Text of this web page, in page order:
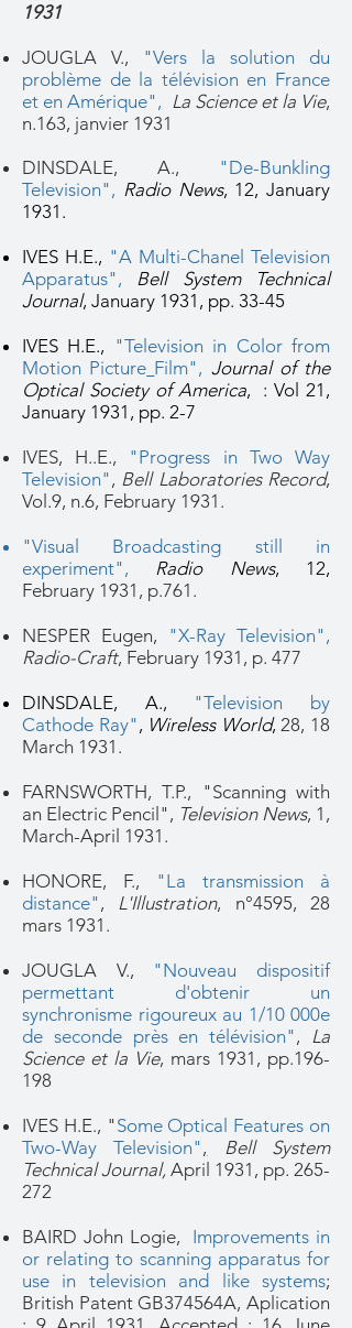
1931
JOUGLA V., "Vers la solution du
problème de la télévision en France
et en Amérique" , La Science et la Vie,
n.163, janvier 1931
DINSDALE, A., "De-Bunkling
Television", Radio News, 12, January
1931.
IVES H.E., "A Multi-Chanel Television
Apparatus" ,
Bell System Technical
Journal, January 1931, pp. 33-45
IVES H.E., "Television in Color from
Motion Picture Film", Journal of the
Optical Society of America, : Vol 21,
January 1931, pp. 2-7
IVES, H..E., "Progress in Two Way
Television" , Bell Laboratories Record,
Vol.9, n.6, February 1931.
"Visual Broadcasting still in
experiment", Radio News, 12,
February 1931, p.761.
NESPER Eugen, "X-Ray Television" ,
Radio-Craft, February 1931, p. 477
DINSDALE, A., "Television by
Cathode Ray" , Wireless World, 28, 18
March 1931.
FARNSWORTH, T.P., "Scanning with
an Electric Pencil", Television News, 1,
March-April 1931.
HONORE, F., "La transmission à
distance" , L'Illustration, n°4595, 28
mars 1931.
JOUGLA V., "Nouveau dispositif
permettant d'obtenir un
synchronisme rigoureux au 1/10 000e
de seconde près en télévision" , La
Science et la Vie, mars 1931, pp.196-
198
IVES H.E., " Some Optical Features on
Two-Way Television" ,
Bell System
Technical Journal, April 1931, pp. 265-
272
BAIRD John Logie, Improvements in
or relating to scanning apparatus for
use in television and like systems;
British Patent GB374564A, Aplication